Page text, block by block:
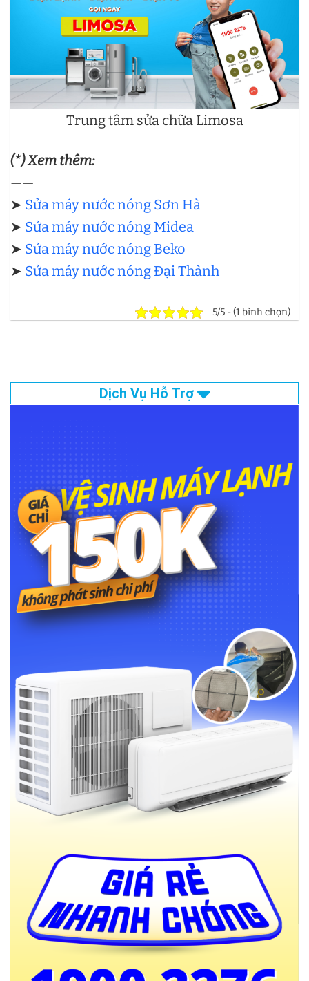
Trung tâm sửa chữa Limosa
(*) Xem thêm:
——
➤ Sửa máy nước nóng Sơn Hà
➤ Sửa máy nước nóng Midea
➤ Sửa máy nước nóng Beko
➤ Sửa máy nước nóng Đại Thành
5/5 - (1 bình chọn)
Dịch Vụ Hỗ Trợ